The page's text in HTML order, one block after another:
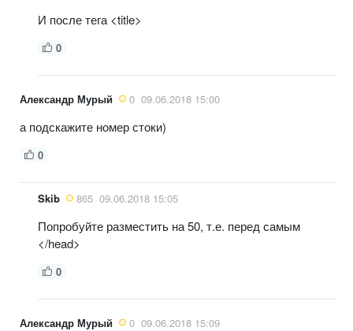
И после тега <title>
0
Александр Мурый 0 09.06.2018 15:00
а подскажите номер стоки)
0
Skib 865 09.06.2018 15:05
Попробуйте разместить на 50, т.е. перед самым
</head>
0
Александр Мурый 0 09.06.2018 15:09